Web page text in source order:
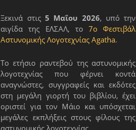
Ξεκινά στις 5 Μαΐου 2026, υπό την
αιγίδα της ΕΛΣΑΛ, το7ο Φεστιβάλ
Αστυνομικής Λογοτεχνίας Agatha.
Το ετήσιο ραντεβού της αστυνομικής
λογοτεχνίας που φέρνει κοντά
αναγνώστες, συγγραφείς και εκδότες
στη μεγάλη γιορτή του βιβλίου, έχει
οριστεί για τον Μάιο και υπόσχεται
μεγάλες εκπλήξεις στους φίλους της
αστυνομικής λογοτεχνίας.